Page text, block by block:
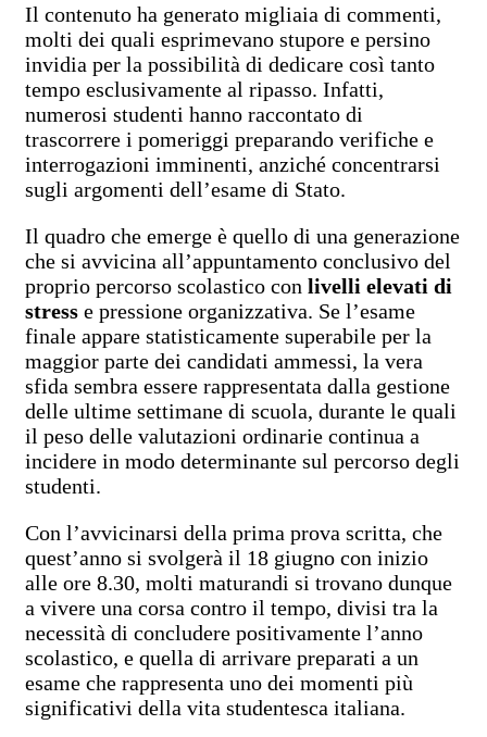
Il contenuto ha generato migliaia di commenti,
molti dei quali esprimevano stupore e persino
invidia per la possibilità di dedicare così tanto
tempo esclusivamente al ripasso. Infatti,
numerosi studenti hanno raccontato di
trascorrere i pomeriggi preparando verifiche e
interrogazioni imminenti, anziché concentrarsi
sugli argomenti dell’esame di Stato.
Il quadro che emerge è quello di una generazione
che si avvicina all’appuntamento conclusivo del
proprio percorso scolastico con livelli elevati di
stress e pressione organizzativa. Se l’esame
finale appare statisticamente superabile per la
maggior parte dei candidati ammessi, la vera
sfida sembra essere rappresentata dalla gestione
delle ultime settimane di scuola, durante le quali
il peso delle valutazioni ordinarie continua a
incidere in modo determinante sul percorso degli
studenti.
Con l’avvicinarsi della prima prova scritta, che
quest’anno si svolgerà il 18 giugno con inizio
alle ore 8.30, molti maturandi si trovano dunque
a vivere una corsa contro il tempo, divisi tra la
necessità di concludere positivamente l’anno
scolastico, e quella di arrivare preparati a un
esame che rappresenta uno dei momenti più
significativi della vita studentesca italiana.